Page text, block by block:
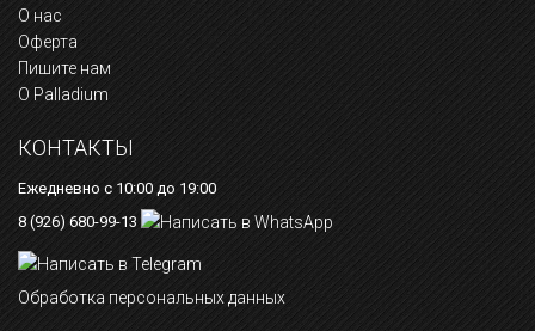
О нас
Оферта
Пишите нам
О Palladium
КОНТАКТЫ
Ежедневно с 10:00 до 19:00
8 (926) 680-99-13
Обработка персональных данных